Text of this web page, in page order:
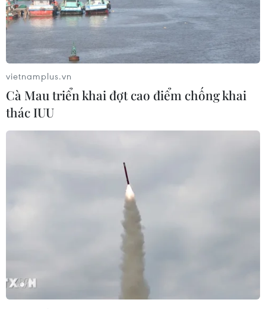
bầu cử thượng viện Nhật Bản ngày 10/7, giành
được 76 trong tổng số 125 ghế được bầu lại.
Cùng với 70 ghế chưa tới thời điểm phải bầu lại,
liên minh cầm quyền có tổng cộng 146 ghế,
chiếm 58,8% ghế thượng viện.
Đây là kết quả ngoài kỳ vọng của ban lãnh đạo
đảng Dân chủ Tự do (LDP) bởi vì Thủ tướng
Giới phân tích cho rằng chiến thắng này sẽ
không chỉ giúp củng cố vị thế của Thủ tướng
Kishida trong nội bộ đảng cầm quyền mà còn
giúp duy trì sự ổn định của chính trường Nhật
chức chủ tịch LDP vào năm 2023.
vietnamplus.vn
Cà Mau triển khai đợt cao điểm chống khai
thác IUU